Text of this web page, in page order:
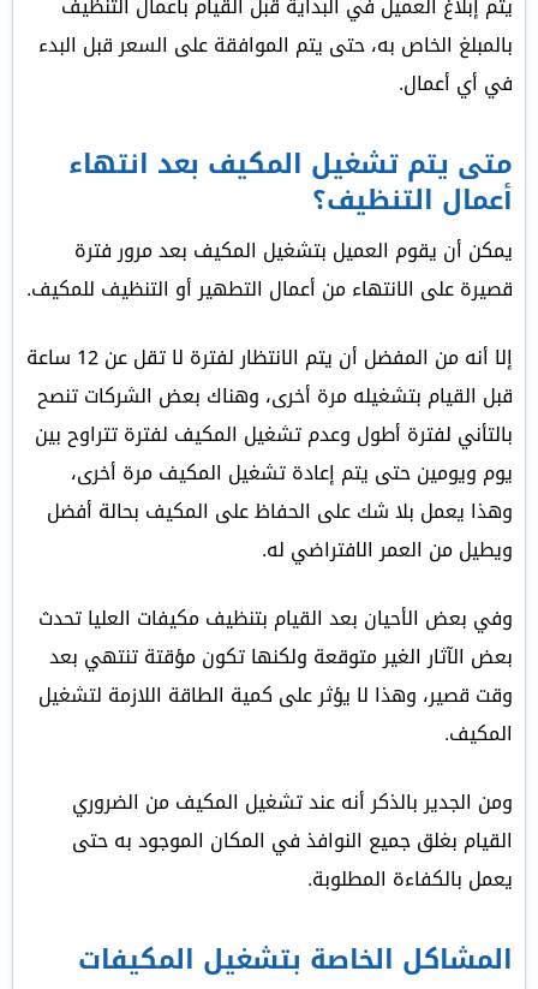
بالمبلغ الخاص به، حتى يتم الموافقة على السعر قبل البدء
في أي أعمال.
متى يتم تشغيل المكيف بعد انتهاء
أعمال التنظيف؟
يمكن أن يقوم العميل بتشغيل المكيف بعد مرور فترة
قصيرة على الانتهاء من أعمال التطهير أو التنظيف للمكيف.
إلا أنه من المفضل أن يتم الانتظار لفترة لا تقل عن 12 ساعة
قبل القيام بتشغيله مرة أخرى، وهناك بعض الشركات تنصح
بالتأني لفترة أطول وعدم تشغيل المكيف لفترة تتراوح بين
يوم ويومين حتى يتم إعادة تشغيل المكيف مرة أخرى،
وهذا يعمل بلا شك على الحفاظ على المكيف بحالة أفضل
ويطيل من العمر الافتراضي له.
وفي بعض الأحيان بعد القيام بتنظيف مكيفات العليا تحدث
بعض الآثار الغير متوقعة ولكنها تكون مؤقتة تنتهي بعد
وقت قصير، وهذا لا يؤثر على كمية الطاقة اللازمة لتشغيل
المكيف.
ومن الجدير بالذكر أنه عند تشغيل المكيف من الضروري
القيام بغلق جميع النوافذ في المكان الموجود به حتى
يعمل بالكفاءة المطلوبة.
المشاكل الخاصة بتشغيل المكيفات